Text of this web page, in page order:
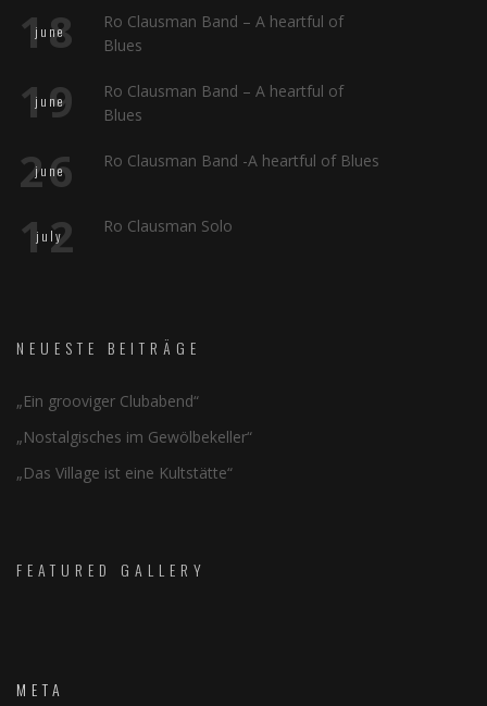
18
june
Ro Clausman Band – A heartful of
Blues
19
june
Ro Clausman Band – A heartful of
Blues
26
june Ro Clausman Band -A heartful of Blues
12
july Ro Clausman Solo
NEUESTE BEITRÄGE
„Ein grooviger Clubabend“
„Nostalgisches im Gewölbekeller“
„Das Village ist eine Kultstätte“
FEATURED GALLERY
META